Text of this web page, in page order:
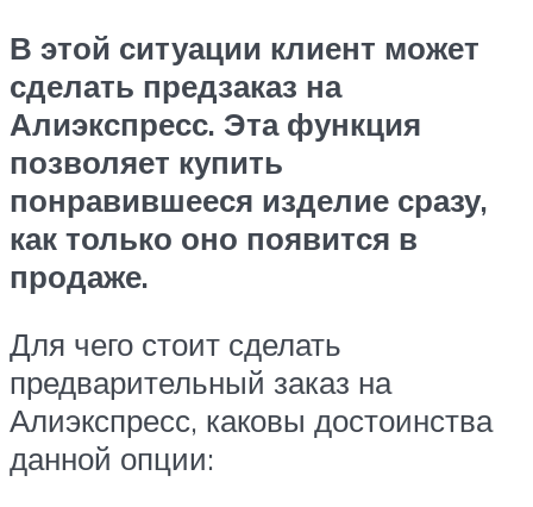
В этой ситуации клиент может
сделать предзаказ на
Алиэкспресс. Эта функция
позволяет купить
понравившееся изделие сразу,
как только оно появится в
продаже.
Для чего стоит сделать
предварительный заказ на
Алиэкспресс, каковы достоинства
данной опции: